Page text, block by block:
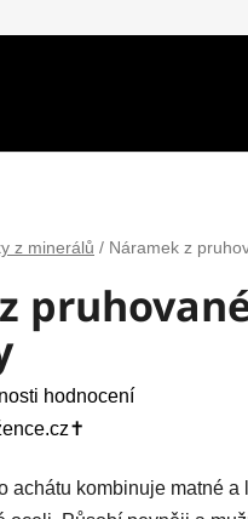
Výměna, vrácení,
z minerálů / Náramek z
hodnocení
achátu kombinuje matné